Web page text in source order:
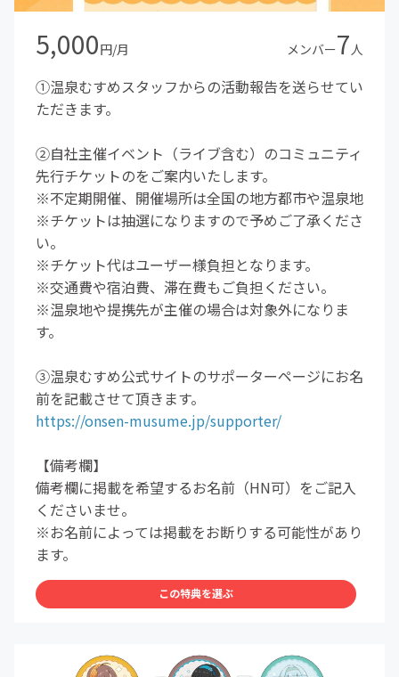
5,000円/月 メンバー7 人
①温泉むすめスタッフからの活動報告を送らせてい
ただきます。
②自社主催イベント（ライブ含む）のコミュニティ
先行チケットのをご案内いたします。
※不定期開催、開催場所は全国の地方都市や温泉地
※チケットは抽選になりますので予めご了承くださ
い。
※チケット代はユーザー様負担となります。
※交通費や宿泊費、滞在費もご負担ください。
※温泉地や提携先が主催の場合は対象外になりま
す。
③温泉むすめ公式サイトのサポーターページにお名
前を記載させて頂きます。
https://onsen-musume.jp/supporter/
【備考欄】
備考欄に掲載を希望するお名前（HN可）をご記入
くださいませ。
※お名前によっては掲載をお断りする可能性があり
ます。
この特典を選ぶ